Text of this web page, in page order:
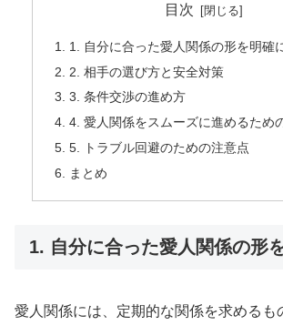
目次
1. 自分に合った愛人関係の形を明確
2. 相手の選び方と安全対策
3. 条件交渉の進め方
4. 愛人関係をスムーズに進めるため
5. トラブル回避のための注意点
まとめ
1. 自分に合った愛人関係の形
愛人関係には、定期的な関係を求めるも